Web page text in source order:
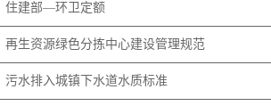
住建部—环卫定额
再生资源绿色分拣中心建设管理规范
污水排入城镇下水道水质标准